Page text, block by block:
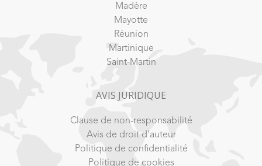
Madère
Mayotte
Réunion
Martinique
Saint-Martin
AVIS JURIDIQUE
Clause de non-responsabilité
Avis de droit d’auteur
Politique de confidentialité
Politique de cookies